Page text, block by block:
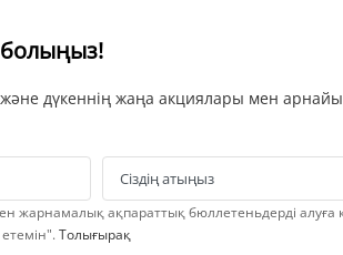
дүкеннің жаңа акциялары мен арнайы
Name
Сіздің атыңыз
жарнамалық ақпараттық бюллетеньдерді алуға
Толығырақ